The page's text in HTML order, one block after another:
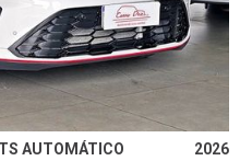
AUTOMÁTICO 2026